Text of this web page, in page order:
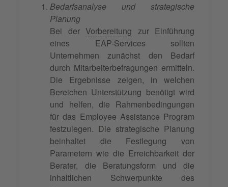
Bedarfsanalyse und strategische
Planung
Bei der Vorbereitung zur Einführung
eines EAP-Services sollten
Unternehmen zunächst den Bedarf
durch Mitarbeiterbefragungen ermitteln.
Die Ergebnisse zeigen, in welchen
Bereichen Unterstützung benötigt wird
und helfen, die Rahmenbedingungen
für das Employee Assistance Program
festzulegen. Die strategische Planung
beinhaltet die Festlegung von
Parametern wie die Erreichbarkeit der
Berater, die Beratungsform und die
inhaltlichen Schwerpunkte des